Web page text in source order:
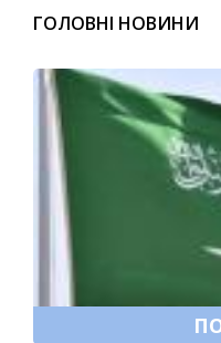
ГОЛОВНІ НОВИНИ